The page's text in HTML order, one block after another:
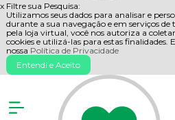
x Filtre sua Pesquisa:
Utilizamos seus dados para analisar e
durante a sua navegação e em serviços
pela loja virtual, você nos autoriza a
cookies e utilizá-las para estas finalidades.
nossa Política de Privacidade
Entendi e Aceito